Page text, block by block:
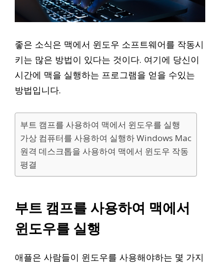
좋은 소식은 맥에서 윈도우 소프트웨어를 작동시
키는 많은 방법이 있다는 것이다. 여기에 당신이
시간에 맥을 실행하는 프로그램을 얻을 수있는
방법입니다.
부트 캠프를 사용하여 맥에서 윈도우를 실행
가상 컴퓨터를 사용하여 실행하 Windows Mac
원격 데스크톱을 사용하여 맥에서 윈도우 작동
평결
부트 캠프를 사용하여 맥에서
윈도우를 실행
애플은 사람들이 윈도우를 사용해야하는 몇 가지